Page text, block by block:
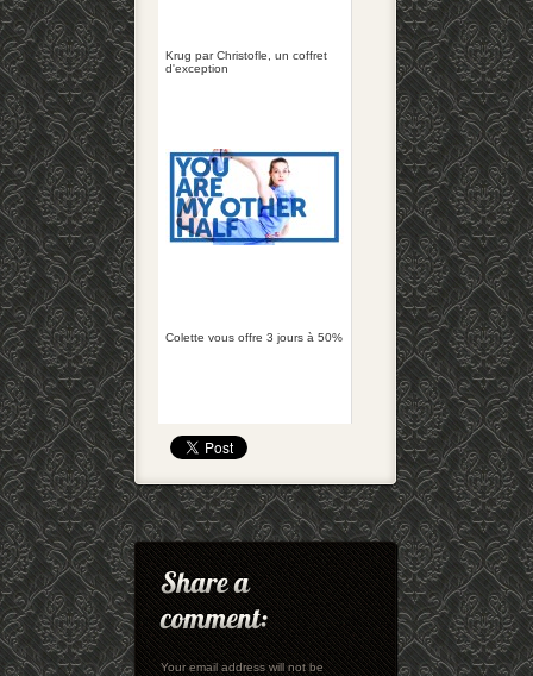
Krug par Christofle, un coffret
d'exception
Colette vous offre 3 jours à 50%
Your email address will not be